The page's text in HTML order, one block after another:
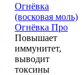
Огнёвка
(восковая моль)
Огнёвка Про
Повышает
иммунитет,
выводит
токсины